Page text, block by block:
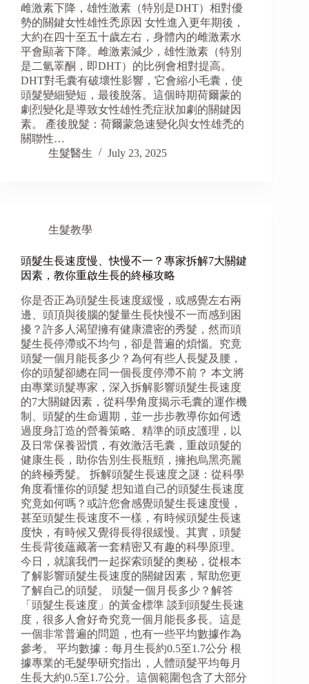
雌激素下降，雄性激素（特別是DHT）相對優
勢的關鍵女性雄性禿原因 女性進入更年期後，
大約在四十至五十歲左右，身體內的雌激素水
平會顯著下降。雌激素減少，雄性激素（特別
是二氫睪酮，即DHT）的比例會相對提高。
DHT對毛囊有破壞性影響，它會縮小毛囊，使
頭髮變細變短，最後脫落。這個時期荷爾蒙的
劇烈變化是導致女性雄性禿症狀加劇的關鍵因
素。 產後脫髮：荷爾蒙急速變化與女性雄禿的
關聯性…
生髮醫生
July 23, 2025
生髮教學
頭髮生長速度慢、快慢不一？專家拆解7大關鍵
因素，教你重啟生長的終極攻略
你是否正為頭髮生長速度緩慢，或感覺左右兩
邊、頭頂與後腦的髮量生長快慢不一而感到困
擾？許多人渴望擁有健康濃密的秀髮，然而頭
髮生長停滯或不均勻，卻是普遍的煩惱。究竟
頭髮一個月能長多少？為何有些人長髮及腰，
你的頭髮卻總在同一個長度停滯不前？ 本文將
由專業頭髮專家，深入拆解影響頭髮生長速度
的7大關鍵因素，從科學角度揭示毛囊的運作機
制、頭髮的生命週期，並一步步教導你如何透
過度身訂造的營養策略、精準的頭皮護理，以
及日常保養習慣，有效激活毛囊，重啟頭髮的
健康生長，助你告別生長瓶頸，擁抱烏黑亮麗
的終極秀髮。 拆解頭髮生長速度之謎：從科學
角度看懂你的頭髮 想知道自己的頭髮生長速度
究竟如何嗎？或許您會感覺頭髮生長速度慢，
甚至頭髮生長速度不一樣，有時候頭髮生長速
度快，有時候又覺得長得很緩慢。其實，頭髮
生長背後蘊藏著一套精密又有趣的科學原理。
今日，就讓我們一起探索頭髮的奧秘，從根本
了解影響頭髮生長速度的關鍵因素，幫助您更
了解自己的頭髮。 頭髮一個月長多少？解答
「頭髮生長速度」的黃金標準 談到頭髮生長速
度，很多人會好奇究竟一個月能長多長。這是
一個非常普遍的問題，也有一些平均數據作為
參考。 平均數據：每月生長約0.5至1.7公分 根
據專業的毛髮學研究指出，人體頭髮平均每月
生長大約0.5至1.7公分。這個範圍包含了大部分